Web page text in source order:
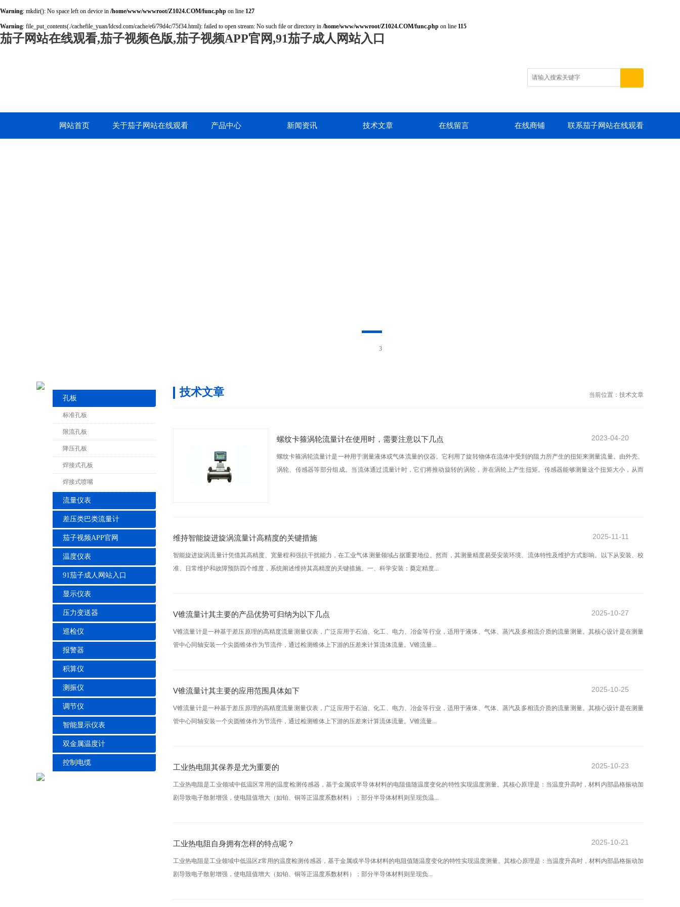
Warning: mkdir(): No space left on device in /home/www/wwwroot/Z1024.COM/func.php on line 127
Warning: file_put_contents(./cachefile_yuan/ldcsd.com/cache/e6/79d4c/75f34.html): failed to open stream: No such file or directory in /home/www/wwwroot/Z1024.COM/func.php on line 115
茄子网站在线观看,茄子视频色版,茄子视频APP官网,91茄子成人网站入口
网站首页 关于茄子网站在线观看 产品中心 新闻资讯 技术文章 在线留言 在线商铺 联系茄子网站在线观看
3
孔板
标准孔板
限流孔板
降压孔板
焊接式孔板
焊接式喷嘴
流量仪表
差压类巴类流量计
茄子视频APP官网
温度仪表
91茄子成人网站入口
显示仪表
压力变送器
巡检仪
报警器
积算仪
测振仪
调节仪
智能显示仪表
双金属温度计
控制电缆
当前位置： 技术文章
技术文章
螺纹卡箍涡轮流量计在使用时，需要注意以下几点
螺纹卡箍涡轮流量计是一种用于测量液体或气体流量的仪器。它利用了旋转物体在流体中受到的阻力所产生的扭矩来测量流量。由外壳、
涡轮、传感器等部分组成。当流体通过流量计时，它们将推动旋转的涡轮，并在涡轮上产生扭矩。传感器能够测量这个扭矩大小，从而
2023-04-20
维持智能旋进旋涡流量计高精度的关键措施
智能旋进旋涡流量计凭借其高精度、宽量程和强抗干扰能力，在工业气体测量领域占据重要地位。然而，其测量精度易受安装环境、流体特性及维护方式影响。以下从安装、校
准、日常维护和故障预防四个维度，系统阐述维持其高精度的关键措施。一、科学安装：奠定精度...
2025-11-11
V锥流量计其主要的产品优势可归纳为以下几点
V锥流量计是一种基于差压原理的高精度流量测量仪表，广泛应用于石油、化工、电力、冶金等行业，适用于液体、气体、蒸汽及多相流介质的流量测量。其核心设计是在测量
管中心同轴安装一个尖圆锥体作为节流件，通过检测锥体上下游的压差来计算流体流量。V锥流量...
2025-10-27
V锥流量计其主要的应用范围具体如下
V锥流量计是一种基于差压原理的高精度流量测量仪表，广泛应用于石油、化工、电力、冶金等行业，适用于液体、气体、蒸汽及多相流介质的流量测量。其核心设计是在测量
管中心同轴安装一个尖圆锥体作为节流件，通过检测锥体上下游的压差来计算流体流量。V锥流量...
2025-10-25
工业热电阻其保养是尤为重要的
工业热电阻是工业领域中低温区常用的温度检测传感器，基于金属或半导体材料的电阻值随温度变化的特性实现温度测量。其核心原理是：当温度升高时，材料内部晶格振动加
剧导致电子散射增强，使电阻值增大（如铂、铜等正温度系数材料）；部分半导体材料则呈现负温...
2025-10-23
工业热电阻自身拥有怎样的特点呢？
工业热电阻是工业领域中低温区z常用的温度检测传感器，基于金属或半导体材料的电阻值随温度变化的特性实现温度测量。其核心原理是：当温度升高时，材料内部晶格振动加
剧导致电子散射增强，使电阻值增大（如铂、铜等正温度系数材料）；部分半导体材料则呈现负...
2025-10-21